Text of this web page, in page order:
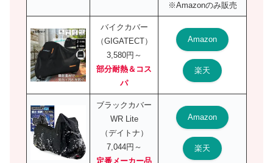
※Amazonのみ販売
バイクカバー
（GIGATECT）
3,580円～
部分耐熱＆コス
パ
Amazon
楽天
ブラックカバー
WR Lite
（デイトナ）
7,044円～
定番メーカー品
Amazon
楽天